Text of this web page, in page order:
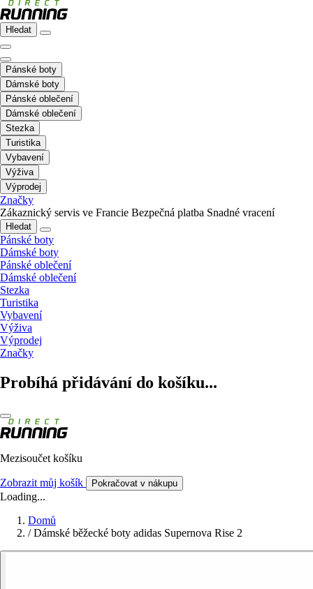
Hledat
Pánské boty
Dámské boty
Pánské oblečení
Dámské oblečení
Stezka
Turistika
Vybavení
Výživa
Výprodej
Značky
Zákaznický servis ve Francie Bezpečná platba Snadné vracení
Hledat
Pánské boty
Dámské boty
Pánské oblečení
Dámské oblečení
Stezka
Turistika
Vybavení
Výživa
Výprodej
Značky
Probíhá přidávání do košíku...
Mezisoučet košíku
Zobrazit můj košík Pokračovat v nákupu
Loading...
Domů
/ Dámské běžecké boty adidas Supernova Rise 2